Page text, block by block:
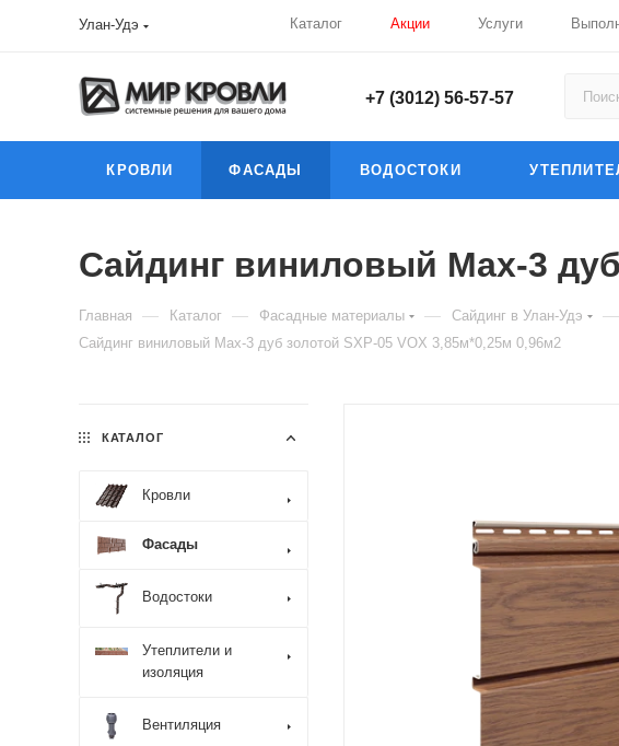
Улан-Удэ Каталог Акции Услуги
+7 (3012) 56-57-57
КРОВЛИ ФАСАДЫ ВОДОСТОКИ
Сайдинг виниловый Мах-3
Главная — Каталог — Фасадные материалы — Сайдинг в Улан-Удэ —
Сайдинг виниловый Мах-3 дуб золотой SXP-05 VOX 3,85м*0,25м 0,96м2
КАТАЛОГ
Кровли
Фасады
Водостоки
Утеплители и
изоляция
Вентиляция